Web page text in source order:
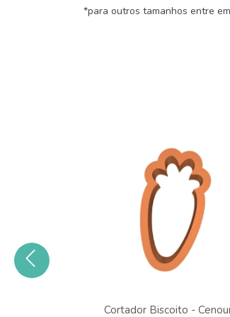
*para outros tamanhos entre
Cortador Biscoito -